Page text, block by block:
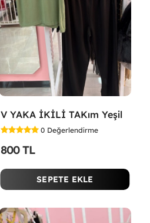
V YAKA İKİLİ TAKım Yeşil
0 Değerlendirme
800 TL
SEPETE EKLE